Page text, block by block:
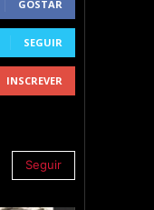
GOSTAR
SEGUIR
INSCREVER
Seguir